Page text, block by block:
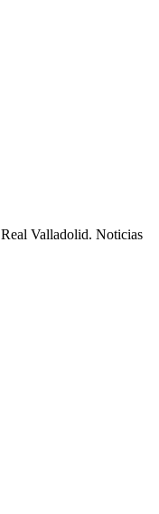
Valladolid. Noticias